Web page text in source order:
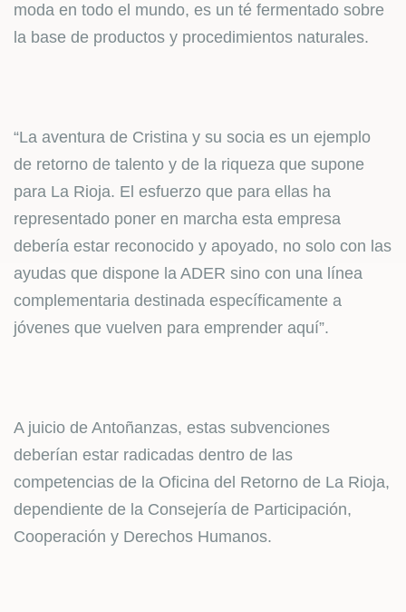
moda en todo el mundo, es un té fermentado sobre
la base de productos y procedimientos naturales.
“La aventura de Cristina y su socia es un ejemplo
de retorno de talento y de la riqueza que supone
para La Rioja. El esfuerzo que para ellas ha
representado poner en marcha esta empresa
debería estar reconocido y apoyado, no solo con las
ayudas que dispone la ADER sino con una línea
complementaria destinada específicamente a
jóvenes que vuelven para emprender aquí”.
A juicio de Antoñanzas, estas subvenciones
deberían estar radicadas dentro de las
competencias de la Oficina del Retorno de La Rioja,
dependiente de la Consejería de Participación,
Cooperación y Derechos Humanos.